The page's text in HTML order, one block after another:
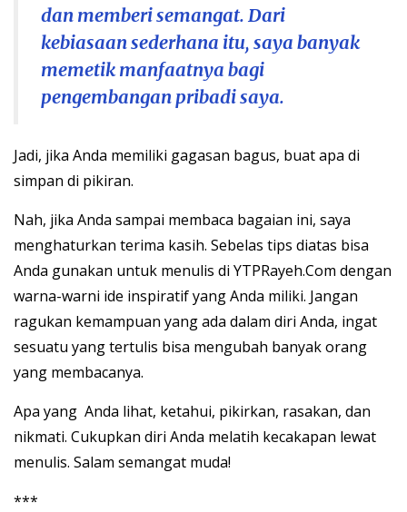
dan memberi semangat. Dari
kebiasaan sederhana itu, saya banyak
memetik manfaatnya bagi
pengembangan pribadi saya.
Jadi, jika Anda memiliki gagasan bagus, buat apa di
simpan di pikiran.
Nah, jika Anda sampai membaca bagaian ini, saya
menghaturkan terima kasih. Sebelas tips diatas bisa
Anda gunakan untuk menulis di YTPRayeh.Com dengan
warna-warni ide inspiratif yang Anda miliki. Jangan
ragukan kemampuan yang ada dalam diri Anda, ingat
sesuatu yang tertulis bisa mengubah banyak orang
yang membacanya.
Apa yang Anda lihat, ketahui, pikirkan, rasakan, dan
nikmati. Cukupkan diri Anda melatih kecakapan lewat
menulis. Salam semangat muda!
***